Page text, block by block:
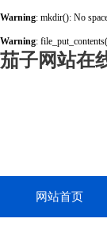
Warning: mkdir(): No
Warning:
茄子网站在
网站首页